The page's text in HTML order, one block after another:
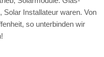
Installateur waren. Von
so unterbinden wir